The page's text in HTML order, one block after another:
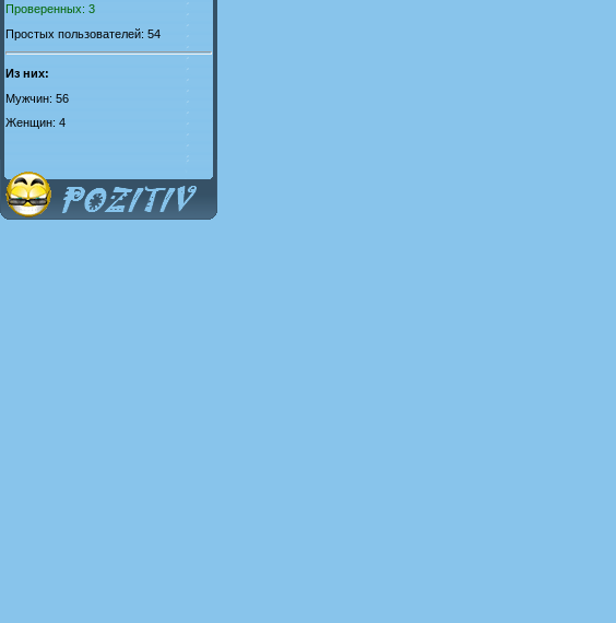
Проверенных: 3
Простых пользователей: 54
Из них:
Мужчин: 56
Женщин: 4